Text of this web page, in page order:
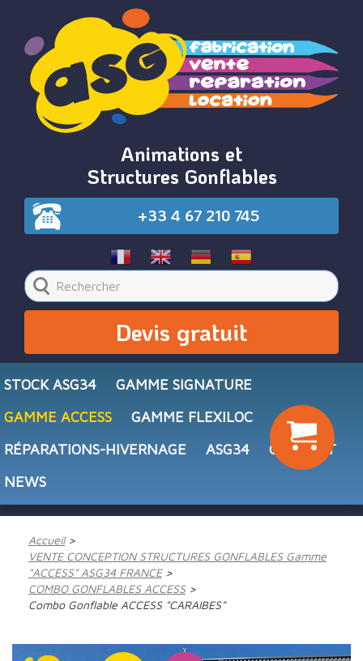
Animations et
Structures Gonflables
+33 4 67 210 745
Devis gratuit
STOCK ASG34
GAMME SIGNATURE
GAMME ACCESS
GAMME FLEXILOC
RÉPARATIONS-HIVERNAGE
ASG34
CONTACT
NEWS
Accueil
VENTE CONCEPTION STRUCTURES GONFLABLES Gamme
"ACCESS" ASG34 FRANCE
COMBO GONFLABLES ACCESS
Combo Gonflable ACCESS "CARAIBES"